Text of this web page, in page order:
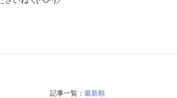
記事一覧： 最新順